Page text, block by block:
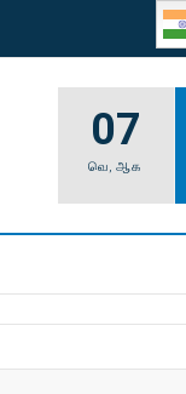
07
வெ,ஆக